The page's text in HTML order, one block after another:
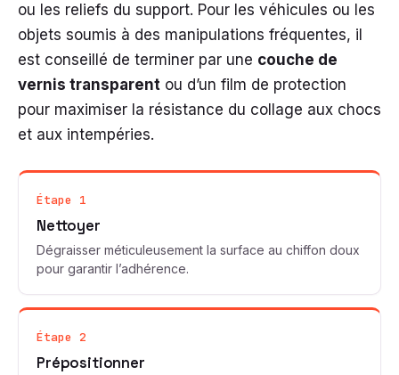
ou les reliefs du support. Pour les véhicules ou les
objets soumis à des manipulations fréquentes, il
est conseillé de terminer par une couche de
vernis transparent ou d’un film de protection
pour maximiser la résistance du collage aux chocs
et aux intempéries.
Étape 1
Nettoyer
Dégraisser méticuleusement la surface au chiffon doux
pour garantir l’adhérence.
Étape 2
Prépositionner